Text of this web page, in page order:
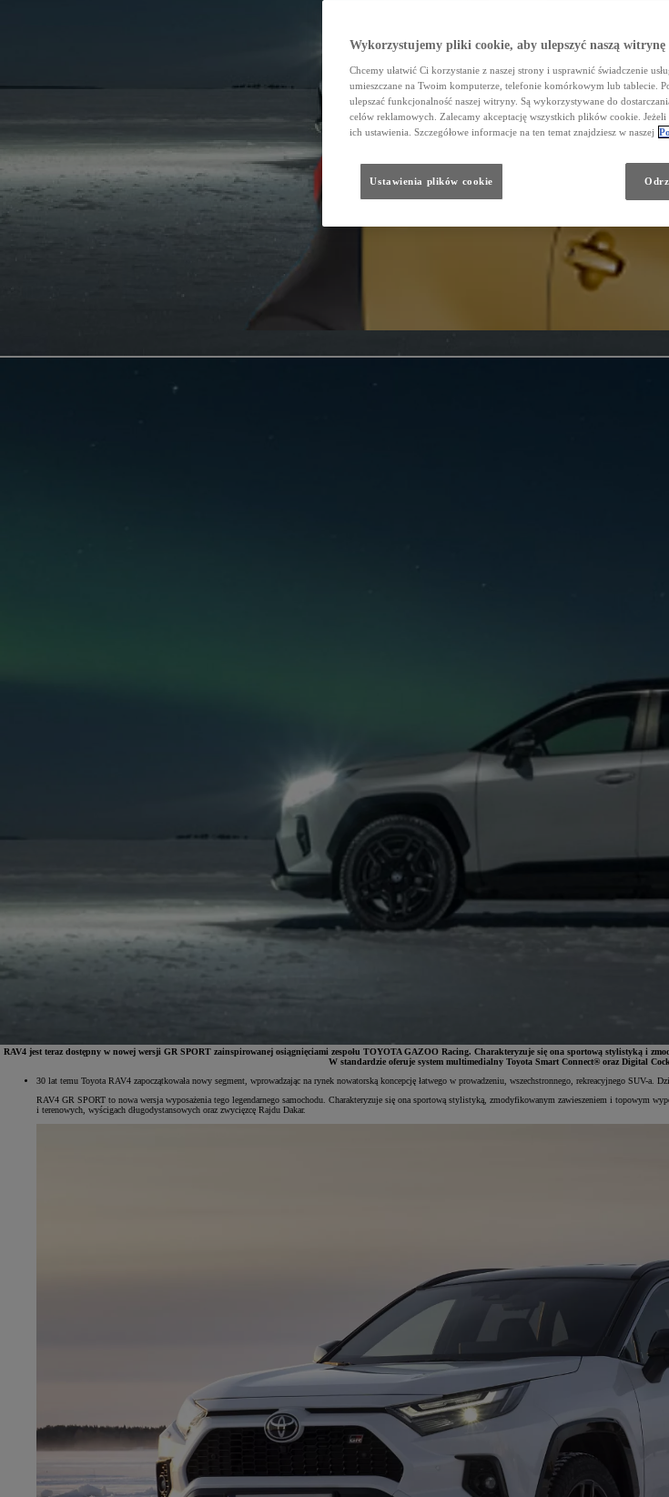
Od81 900 zł
Yaris Cross
RAV4 jest teraz dostępny w nowej wersji GR SPORT zainspirowanej osiągnięciami zespołu TOYOTA GAZOO Racing. Charakteryzuje się ona sportową stylistyką i
W standardzie oferuje system multimedialny Toyota Smart Connect® oraz Digital
30 lat temu Toyota RAV4 zapoczątkowała nowy segment, wprowadzając na rynek nowatorską koncepcję łatwego w prowadzeniu, wszechstronnego, rekreacyjnego SUV-
RAV4 GR SPORT to nowa wersja wyposażenia tego legendarnego samochodu. Charakteryzuje się ona sportową stylistyką, zmodyfikowanym zawieszeniem i topowym
i terenowych, wyścigach długodystansowych oraz zwycięzcę Rajdu Dakar.
Wykorzystujemy pliki cookie, aby ulepszyć naszą witrynę
Chcemy ułatwić Ci korzystanie z naszej strony i usprawnić świadczenie
umieszczane na Twoim komputerze, telefonie komórkowym lub tablecie.
ulepszać funkcjonalność naszej witryny. Są wykorzystywane do
celów reklamowych. Zalecamy akceptację wszystkich plików cookie. Jeżeli
ich ustawienia. Szczegółowe informacje na ten temat znajdziesz w naszej
Ustawienia plików cookie